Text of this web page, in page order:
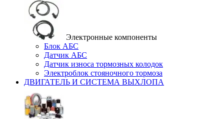
Электронные компоненты
Блок АБС
Датчик АБС
Датчик износа тормозных колодок
Электроблок стояночного тормоза
ДВИГАТЕЛЬ И СИСТЕМА ВЫХЛОПА